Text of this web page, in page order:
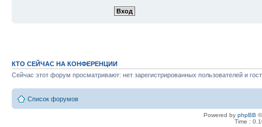
КТО СЕЙЧАС НА КОНФЕРЕНЦИИ
Сейчас этот форум просматривают: нет зарегистрированных пользователей и
Список форумов
Powered by phpBB
Time :